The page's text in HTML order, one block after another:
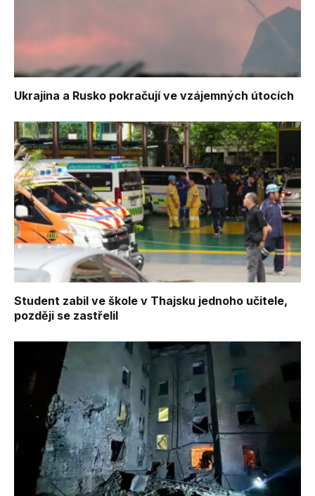
Ukrajina a Rusko pokračují ve vzájemných útocích
Student zabil ve škole v Thajsku jednoho učitele,
později se zastřelil